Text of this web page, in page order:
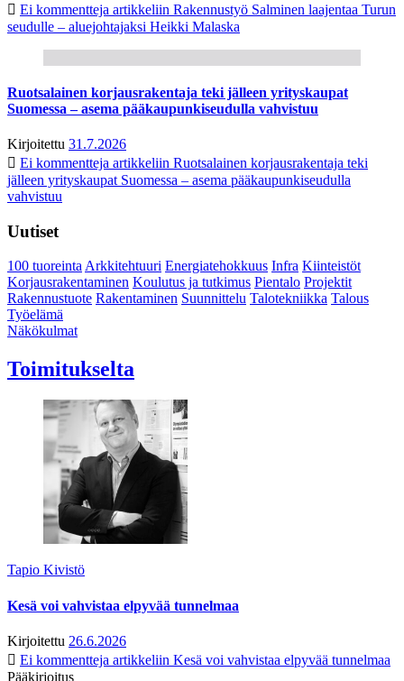
Ei kommentteja artikkeliin Rakennustyö Salminen laajentaa Turun
seudulle – aluejohtajaksi Heikki Malaska
Ruotsalainen korjausrakentaja teki jälleen yrityskaupat
Suomessa – asema pääkaupunkiseudulla vahvistuu
Kirjoitettu 31.7.2026
Ei kommentteja artikkeliin Ruotsalainen korjausrakentaja teki
jälleen yrityskaupat Suomessa – asema pääkaupunkiseudulla
vahvistuu
Uutiset
100 tuoreintaArkkitehtuuri Energiatehokkuus Infra Kiinteistöt
Korjausrakentaminen Koulutus ja tutkimus Pientalo Projektit
Rakennustuote Rakentaminen Suunnittelu Talotekniikka Talous
Työelämä
Näkökulmat
Toimitukselta
Tapio Kivistö
Kesä voi vahvistaa elpyvää tunnelmaa
Kirjoitettu 26.6.2026
Ei kommentteja artikkeliin Kesä voi vahvistaa elpyvää tunnelmaa
Pääkirjoitus